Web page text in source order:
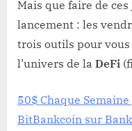
Mais que faire de
lancement : les
trois outils pour
l’univers de la DeFi
50$ Chaque
BitBankcoin sur